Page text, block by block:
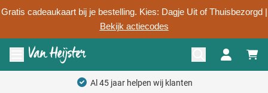
Gratis cadeaukaart bij je bestelling. Kies: Dagje Uit of Thuisbezorgd |
Bekijk actiecodes
Ga naar de inhoud
Menu openen
Al 45 jaar helpen wij klanten